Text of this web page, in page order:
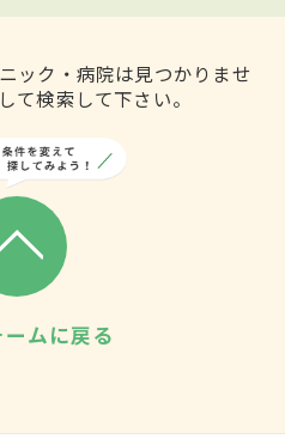
ック・病院は見つかりませ
て検索して下さい。
ムに戻る